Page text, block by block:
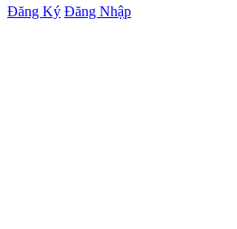
Đăng Ký Đăng Nhập